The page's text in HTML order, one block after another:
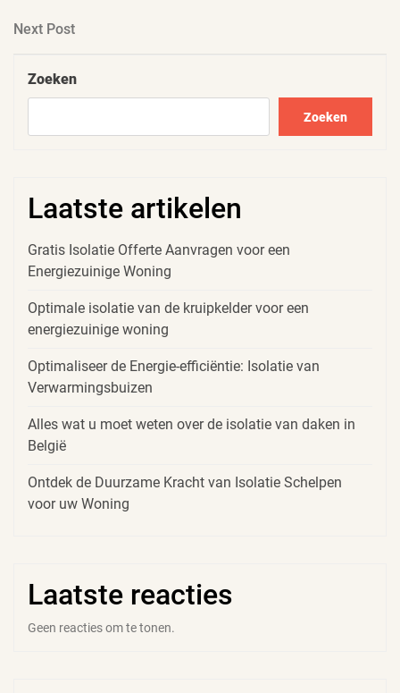
Next
Next Post
Zoeken
Zoeken
Laatste artikelen
Gratis Isolatie Offerte Aanvragen voor een
Energiezuinige Woning
Optimale isolatie van de kruipkelder voor een
energiezuinige woning
Optimaliseer de Energie-efficiëntie: Isolatie van
Verwarmingsbuizen
Alles wat u moet weten over de isolatie van daken in
België
Ontdek de Duurzame Kracht van Isolatie Schelpen
voor uw Woning
Laatste reacties
Geen reacties om te tonen.